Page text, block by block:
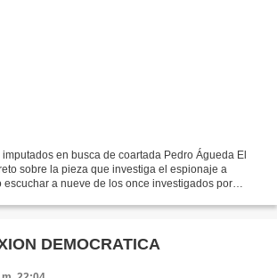
en busca de coartada Pedro Águeda El
sobre la pieza que investiga el espionaje a
escuchar a nueve de los once investigados por
DEMOCRATICA